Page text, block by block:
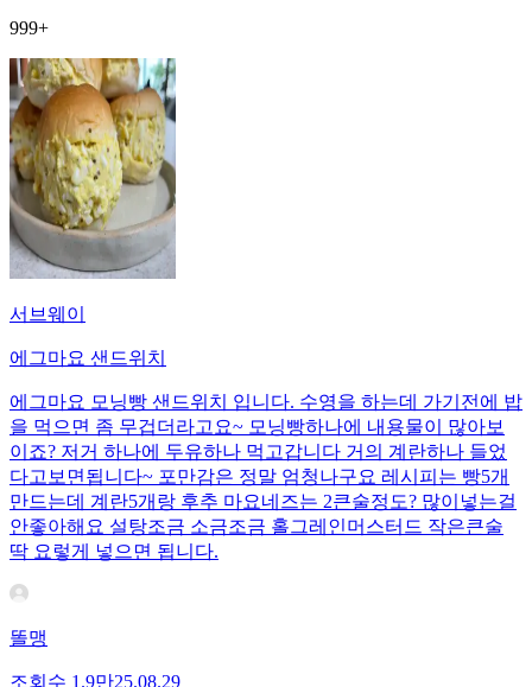
999+
서브웨이
에그마요 샌드위치
에그마요 모닝빵 샌드위치 입니다. 수영을 하는데 가기전에 밥
을 먹으면 좀 무겁더라고요~ 모닝빵하나에 내용물이 많아보
이죠? 저거 하나에 두유하나 먹고갑니다 거의 계란하나 들었
다고보면됩니다~ 포만감은 정말 엄청나구요 레시피는 빵5개
만드는데 계란5개랑 후추 마요네즈는 2큰술정도? 많이넣는걸
안좋아해요 설탕조금 소금조금 홀그레인머스터드 작은큰술
딱 요렇게 넣으면 됩니다.
똘맹
조회수 1.9만25.08.29